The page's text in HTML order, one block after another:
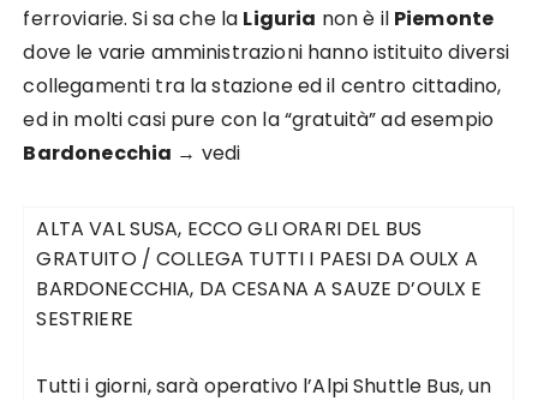
ferroviarie. Si sa che la Liguria non è il Piemonte
dove le varie amministrazioni hanno istituito diversi
collegamenti tra la stazione ed il centro cittadino,
ed in molti casi pure con la “gratuità” ad esempio
Bardonecchia → vedi
ALTA VAL SUSA, ECCO GLI ORARI DEL BUS
GRATUITO / COLLEGA TUTTI I PAESI DA OULX A
BARDONECCHIA, DA CESANA A SAUZE D’OULX E
SESTRIERE
Tutti i giorni, sarà operativo l’Alpi Shuttle Bus, un